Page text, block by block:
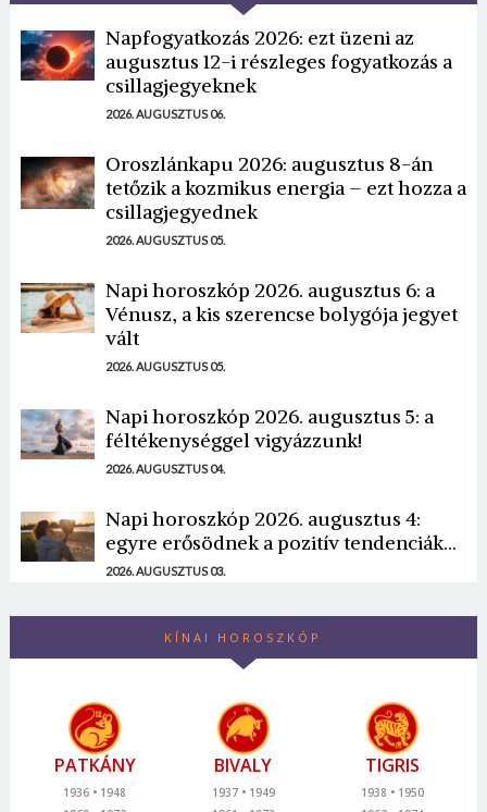
Napfogyatkozás 2026: ezt üzeni az
augusztus 12-i részleges fogyatkozás a
csillagjegyeknek
2026. AUGUSZTUS 06.
Oroszlánkapu 2026: augusztus 8-án
tetőzik a kozmikus energia – ezt hozza a
csillagjegyednek
2026. AUGUSZTUS 05.
Napi horoszkóp 2026. augusztus 6: a
Vénusz, a kis szerencse bolygója jegyet
vált
2026. AUGUSZTUS 05.
Napi horoszkóp 2026. augusztus 5: a
féltékenységgel vigyázzunk!
2026. AUGUSZTUS 04.
Napi horoszkóp 2026. augusztus 4:
egyre erősödnek a pozitív tendenciák...
2026. AUGUSZTUS 03.
KÍNAI HOROSZKÓP
PATKÁNY
1936
1948
BIVALY
1937
1949
TIGRIS
1938
1950